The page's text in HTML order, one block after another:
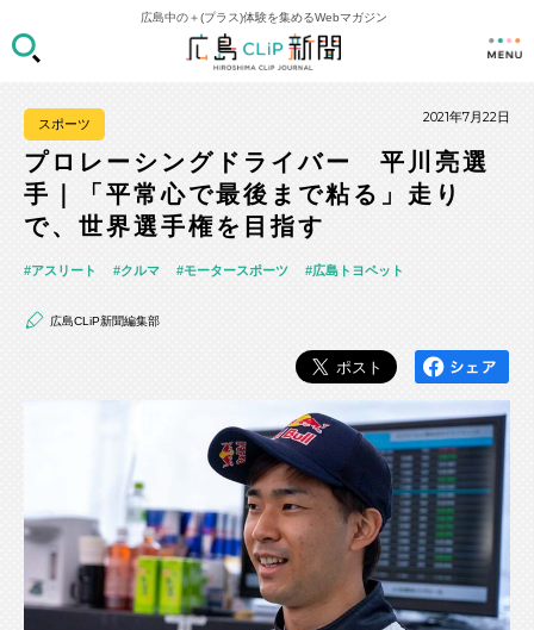
広島中の＋(プラス)体験を集めるWebマガジン
スポーツ 2021年7月22日
プロレーシングドライバー 平川亮選
手｜「平常心で最後まで粘る」走り
で、世界選手権を目指す
アスリート クルマ モータースポーツ 広島トヨペット
広島CLiP新聞編集部